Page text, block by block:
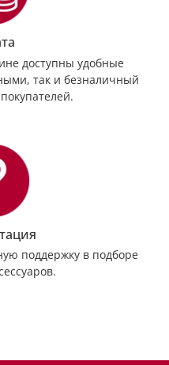
доступны удобные
так и безналичный
поддержку в подборе